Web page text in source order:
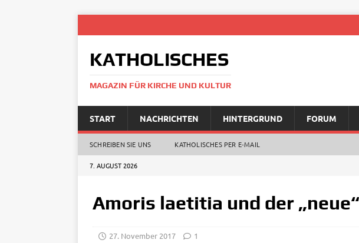
KATHOLISCHES
MAGAZIN FÜR KIRCHE UND KULTUR
START NACHRICHTEN HINTERGRUND FORUM
SCHREIBEN SIE UNS KATHOLISCHES PER E‑MAIL
7. AUGUST 2026
Amoris laetitia und der
27. November 2017 1